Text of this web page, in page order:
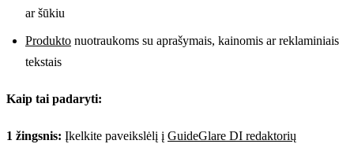
ar šūkiu
Produkto nuotraukoms su aprašymais, kainomis ar reklaminiais
tekstais
Kaip tai padaryti:
1 žingsnis: Įkelkite paveikslėlį į GuideGlare DI redaktorių